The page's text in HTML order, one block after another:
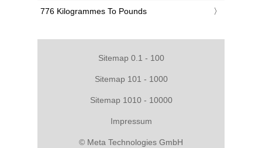
‎776 Kilogrammes To Pounds
Sitemap 0.1 - 100
Sitemap 101 - 1000
Sitemap 1010 - 10000
Impressum
© Meta Technologies GmbH